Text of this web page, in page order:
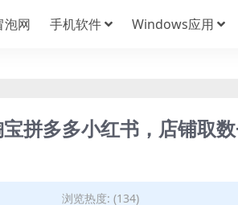
泡网 手机软件 Windows应用
拼多多小红书，店铺取
浏览热度: (134)